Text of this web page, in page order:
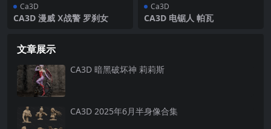
Ca3D
CA3D 漫威 Ⅹ战警 罗刹女
Ca3D
CA3D 电锯人 帕瓦
文章展示
CA3D 暗黑破坏神 莉莉斯
CA3D 2025年6月半身像合集